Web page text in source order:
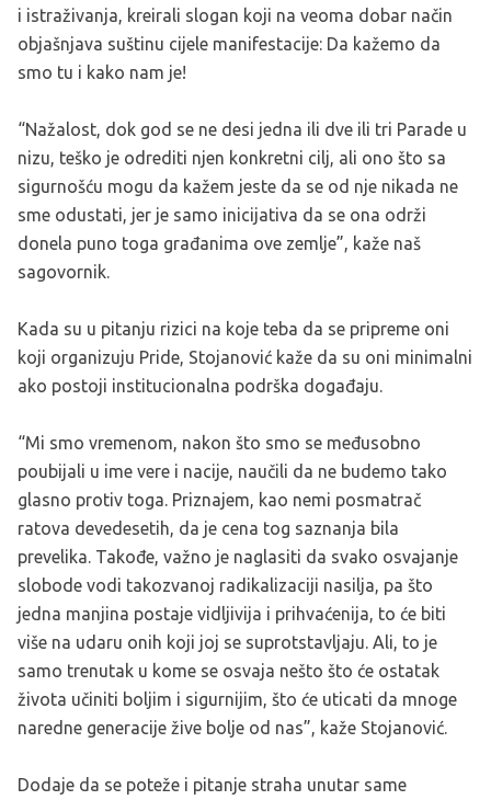
i istraživanja, kreirali slogan koji na veoma dobar način
objašnjava suštinu cijele manifestacije: Da kažemo da
smo tu i kako nam je!
“Nažalost, dok god se ne desi jedna ili dve ili tri Parade u
nizu, teško je odrediti njen konkretni cilj, ali ono što sa
sigurnošću mogu da kažem jeste da se od nje nikada ne
sme odustati, jer je samo inicijativa da se ona održi
donela puno toga građanima ove zemlje”, kaže naš
sagovornik.
Kada su u pitanju rizici na koje teba da se pripreme oni
koji organizuju Pride, Stojanović kaže da su oni minimalni
ako postoji institucionalna podrška događaju.
“Mi smo vremenom, nakon što smo se međusobno
poubijali u ime vere i nacije, naučili da ne budemo tako
glasno protiv toga. Priznajem, kao nemi posmatrač
ratova devedesetih, da je cena tog saznanja bila
prevelika. Takođe, važno je naglasiti da svako osvajanje
slobode vodi takozvanoj radikalizaciji nasilja, pa što
jedna manjina postaje vidljivija i prihvaćenija, to će biti
više na udaru onih koji joj se suprotstavljaju. Ali, to je
samo trenutak u kome se osvaja nešto što će ostatak
života učiniti boljim i sigurnijim, što će uticati da mnoge
naredne generacije žive bolje od nas”, kaže Stojanović.
Dodaje da se poteže i pitanje straha unutar same